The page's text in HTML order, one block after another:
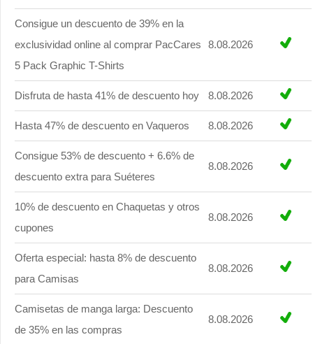
Consigue un descuento de 39% en la
exclusividad online al comprar PacCares
5 Pack Graphic T-Shirts
8.08.2026
Disfruta de hasta 41% de descuento hoy 8.08.2026
Hasta 47% de descuento en Vaqueros 8.08.2026
Consigue 53% de descuento + 6.6% de
descuento extra para Suéteres
8.08.2026
10% de descuento en Chaquetas y otros
cupones
8.08.2026
Oferta especial: hasta 8% de descuento
para Camisas
8.08.2026
Camisetas de manga larga: Descuento
de 35% en las compras
8.08.2026